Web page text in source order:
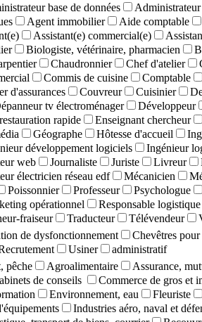
base de données Administrateur
Agent immobilier Aide comptable
Assistant(e) commercial(e)
Biologiste, vétérinaire, pharmacien
Chaudronnier Chef d'atelier
Commis de cuisine Comptable
d'assurances Couvreur Cuisinier
tv électroménager Développeur
rapide Enseignant chercheur
Géographe Hôtesse d'accueil
développement logiciels Ingénieur
web Journaliste Juriste Livreur
électricien réseau edf Mécanicien
Poissonnier Professeur Psychologue
opérationnel
Responsable logistique
fraiseur Traducteur Télévendeur
de dysfonctionnement Chevêtres
Usiner administratif
pêche Agroalimentaire Assurance,
de conseils Commerce de gros et
Environnement, eau Fleuriste
Industries aéro, naval et